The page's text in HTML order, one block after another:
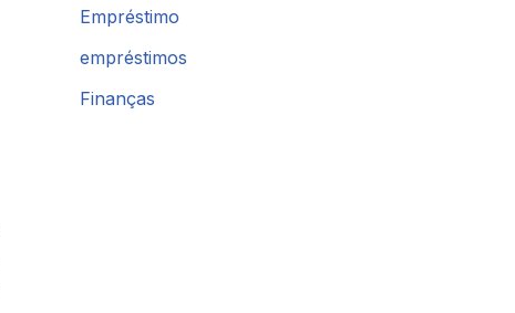
Empréstimo
empréstimos
Finanças